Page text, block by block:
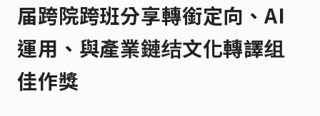
届跨院跨班分享轉銜定向、AI
運用、與產業鏈结文化轉譯组
佳作獎